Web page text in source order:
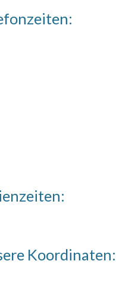
:
Koordinaten: